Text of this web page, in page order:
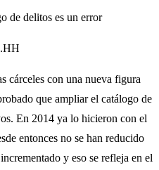
de delitos es un error
cárceles con una nueva figura
que ampliar el catálogo de
En 2014 ya lo hicieron con el
entonces no se han reducido
y eso se refleja en el